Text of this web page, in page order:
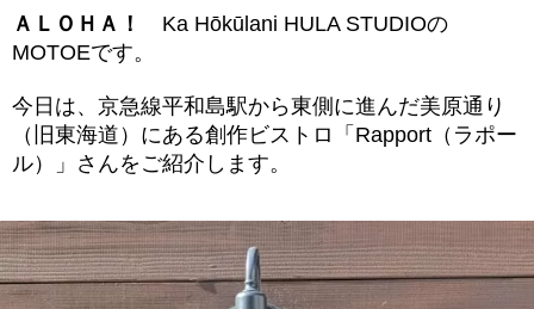
ＡＬＯＨＡ！
Ka Hōkūlani HULA STUDIOの
MOTOEです。
今日は、京急線平和島駅から東側に進んだ美原通り
（旧東海道）にある創作ビストロ「Rapport（ラポー
ル）」さんをご紹介します。